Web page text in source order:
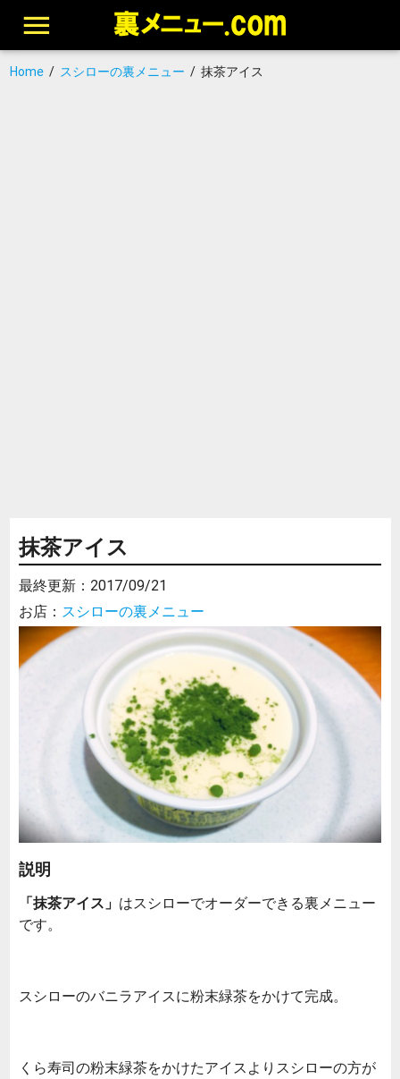
Home/ スシローの裏メニュー / 抹茶アイス
抹茶アイス
最終更新： 2017/09/21
お店： スシローの裏メニュー
説明
「抹茶アイス」 はスシローでオーダーできる裏メニュー
です。
スシローのバニラアイスに粉末緑茶をかけて完成。
くら寿司の粉末緑茶をかけたアイスよりスシローの方が